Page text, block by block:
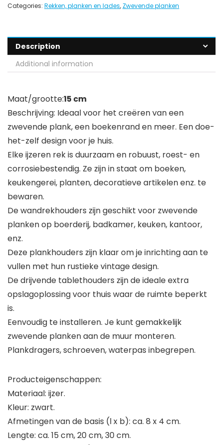
Categories: Rekken, planken en lades, Zwevende planken
Description
Additional information
Maat/grootte:15 cm
Beschrijving: Ideaal voor het creëren van een
zwevende plank, een boekenrand en meer. Een doe-
het-zelf design voor je huis.
Elke ijzeren rek is duurzaam en robuust, roest- en
corrosiebestendig. Ze zijn in staat om boeken,
keukengerei, planten, decoratieve artikelen enz. te
bewaren.
De wandrekhouders zijn geschikt voor zwevende
planken op boerderij, badkamer, keuken, kantoor,
enz.
Deze plankhouders zijn klaar om je inrichting aan te
vullen met hun rustieke vintage design.
De drijvende tablethouders zijn de ideale extra
opslagoplossing voor thuis waar de ruimte beperkt
is.
Eenvoudig te installeren. Je kunt gemakkelijk
zwevende planken aan de muur monteren.
Plankdragers, schroeven, waterpas inbegrepen.
Producteigenschappen:
Materiaal: ijzer.
Kleur: zwart.
Afmetingen van de basis (l x b): ca. 8 x 4 cm.
Lengte: ca. 15 cm, 20 cm, 30 cm.